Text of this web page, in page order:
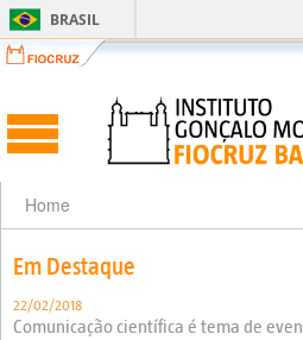
BRASIL
Home
Em Destaque
22/02/2018
Comunicação científica é tema de